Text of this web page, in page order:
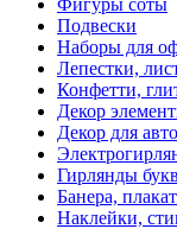
Фигуры соты
Подвески
Наборы для
Лепестки,
Конфетти,
Декор
Декор для авто
Гирлянды
Банера,
Наклейки,